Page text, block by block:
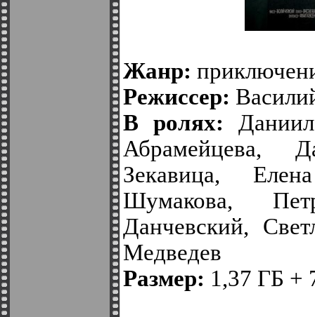
Жанр:
Режиссер:
В ролях:
Абрамейцева,
Зекавица,
Шумакова,
Данчевский,
Медведев
Размер: 1,37 ГБ +